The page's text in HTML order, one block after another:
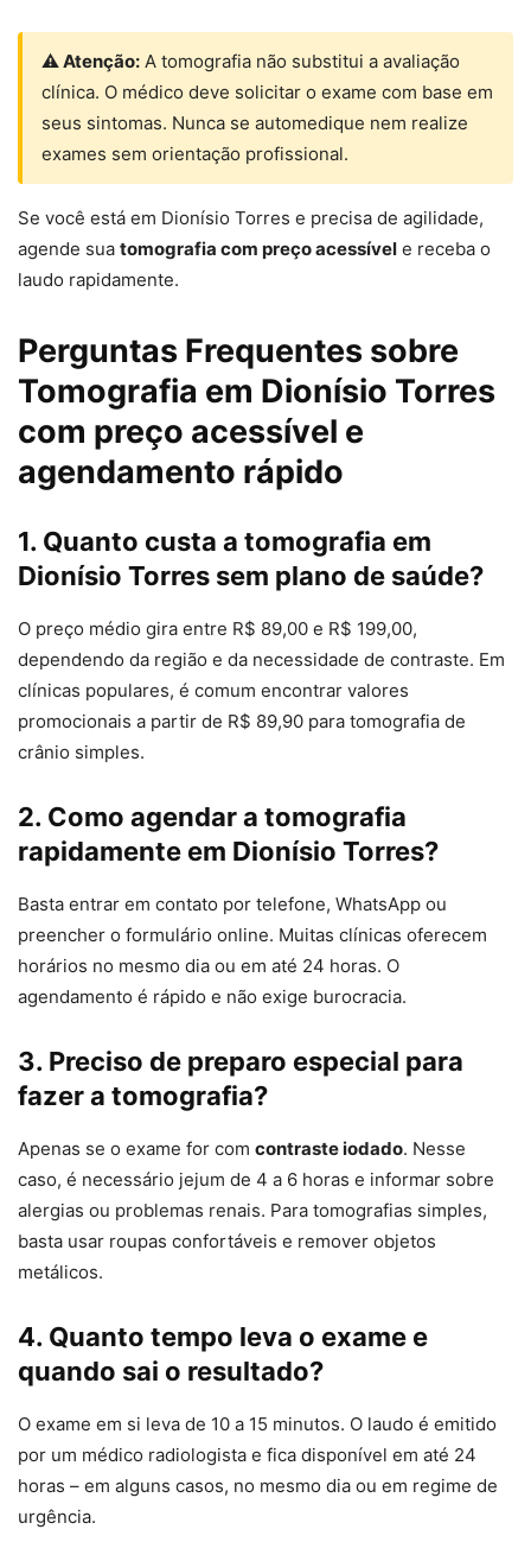
⚠ Atenção: A tomografia não substitui a avaliação
clínica. O médico deve solicitar o exame com base em
seus sintomas. Nunca se automedique nem realize
exames sem orientação profissional.
Se você está em Dionísio Torres e precisa de agilidade,
agende sua tomografia com preço acessível e receba o
laudo rapidamente.
Perguntas Frequentes sobre
Tomografia em Dionísio Torres
com preço acessível e
agendamento rápido
1. Quanto custa a tomografia em
Dionísio Torres sem plano de saúde?
O preço médio gira entre R$ 89,00 e R$ 199,00,
dependendo da região e da necessidade de contraste. Em
clínicas populares, é comum encontrar valores
promocionais a partir de R$ 89,90 para tomografia de
crânio simples.
2. Como agendar a tomografia
rapidamente em Dionísio Torres?
Basta entrar em contato por telefone, WhatsApp ou
preencher o formulário online. Muitas clínicas oferecem
horários no mesmo dia ou em até 24 horas. O
agendamento é rápido e não exige burocracia.
3. Preciso de preparo especial para
fazer a tomografia?
Apenas se o exame for com contraste iodado. Nesse
caso, é necessário jejum de 4 a 6 horas e informar sobre
alergias ou problemas renais. Para tomografias simples,
basta usar roupas confortáveis e remover objetos
metálicos.
4. Quanto tempo leva o exame e
quando sai o resultado?
O exame em si leva de 10 a 15 minutos. O laudo é emitido
por um médico radiologista e fica disponível em até 24
horas – em alguns casos, no mesmo dia ou em regime de
urgência.